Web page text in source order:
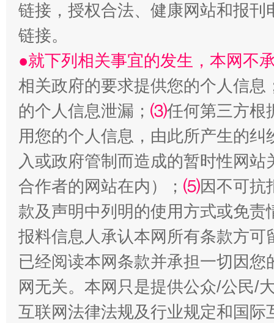
“刷贴”乱象丛生
生
揭批美国五大"原罪" "炒
链接，授权合法、健康网站和报
链接。
●就下列相关事宜的发生，本网不
相关政府的要求提供您的个人信息
的个人信息泄漏； ⑶任何第三方根
用您的个人信息，由此所产生的纠
入或政府管制而造成的暂时性网
合作者的网站在内）； ⑸因不可抗
款及声明中列明的使用方式或免责
报料信息人承认本网所有条款方
已经阅读本网条款并承担一切因
网无关。本网只是提供公众/公民/
互联网法律法规及行业规定和国